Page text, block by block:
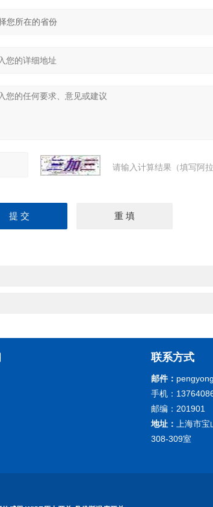
请输入计算结果（填写阿
联系方式
邮件：
手机：
邮编：201901
地址：
上海市
308-309室